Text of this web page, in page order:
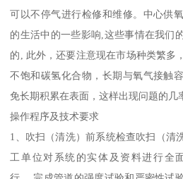
可以不停气进行检修和维修。中心供
的生活中的一些影响,这些事情在我们
的, 此外，还要注意现在市场种类繁多
不饱和碳氢化合物，长期与氧气接触
免长期积累在表面，这样出现问题的几
操作程序及技术要求
1、吹扫（清洗）前系统检查吹扫（清
工单位对系统的实体及资料进行全